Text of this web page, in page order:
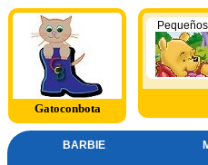
Gatoconbota
Pequeños
BARBIE